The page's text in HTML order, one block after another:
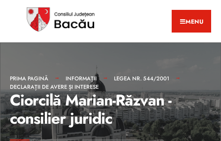
MENU
PRIMA PAGINĂ INFORMAȚII
LEGEA NR. 544/2001
DECLARAȚII DE AVERE ȘI INTERESE
Ciorcilă Marian-Răzvan -
consilier juridic